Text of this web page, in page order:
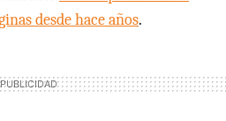
desde hace años.